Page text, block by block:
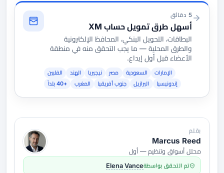
5 دقائق
أسهل طرق تمويل حساب XM
البطاقات، التحويل البنكي، المحافظ الإلكترونية
والطرق المحلية — ما يجب التحقق منه في منطقة
الأعضاء قبل أول إيداع.
الإمارات السعودية مصر نيجيريا الهند
الفلبين
إندونيسيا
البرازيل جنوب أفريقيا المغرب +40 بلداً
بقلم
Marcus Reed
محلل أسواق وتنظيم — أول
تم التحقق بواسطةElena Vance